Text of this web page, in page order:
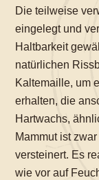
Die teilweise
eingelegt und
Haltbarkeit
natürlichen
Kaltemaille, um
erhalten, die
Hartwachs,
Mammut ist
versteinert. Es
wie vor auf